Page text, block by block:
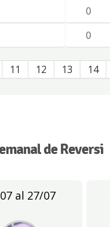
0
0
11 12 13 14
de Reversi
al 27/07